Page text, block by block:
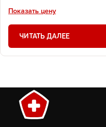
Показать цену
ЧИТАТЬ ДАЛЕЕ